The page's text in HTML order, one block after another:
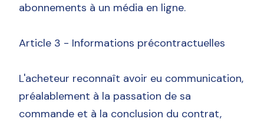
abonnements à un média en ligne.
Article 3 - Informations précontractuelles
L'acheteur reconnaît avoir eu communication,
préalablement à la passation de sa
commande et à la conclusion du contrat,